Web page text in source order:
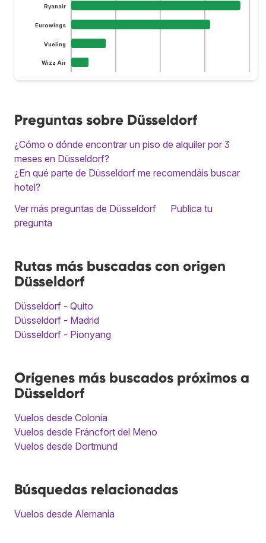
Ryanair
Eurowings
Vueling
Wizz Air
Preguntas sobre Düsseldorf
¿Cómo o dónde encontrar un piso de alquiler por 3
meses en Düsseldorf?
¿En qué parte de Düsseldorf me recomendáis buscar
hotel?
Ver más preguntas de Düsseldorf
Publica tu
pregunta
Rutas más buscadas con origen
Düsseldorf
Düsseldorf - Quito
Düsseldorf - Madrid
Düsseldorf - Pionyang
Orígenes más buscados próximos a
Düsseldorf
Vuelos desde Colonia
Vuelos desde Fráncfort del Meno
Vuelos desde Dortmund
Búsquedas relacionadas
Vuelos desde Alemania